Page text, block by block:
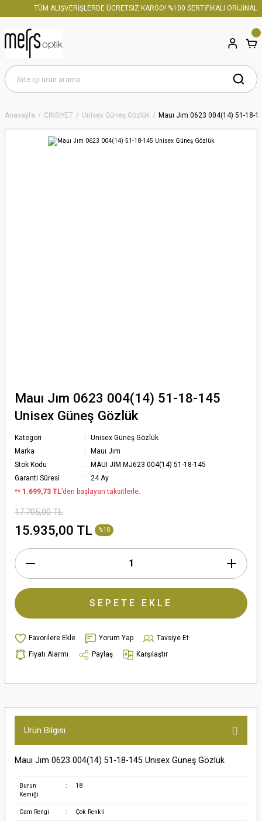
TÜM ALIŞVERİŞLERDE ÜCRETSİZ KARGO! %100 SERTİFİKALI ORİJİNAL
Anasayfa CİNSİYET Unisex Güneş Gözlük Mauı Jım 0623 004(14) 51-18-
Mauı Jım 0623 004(14) 51-18-145
Unisex Güneş Gözlük
Kategori
Unisex Güneş Gözlük
Marka
Mauı Jım
Stok Kodu
MAUI JIM MJ623 004(14) 51-18-145
Garanti Süresi
24 Ay
** 1.699,73 TL’den başlayan taksitlerle.
17.705,00 TL
15.935,00 TL %10
SEPETE EKLE
Yorum Yap
Tavsiye Et
Fiyatı Alarmı
Paylaş Karşılaştır
Ürün Bilgisi
Mauı Jım 0623 004(14) 51-18-145 Unisex Güneş Gözlük
Burun
Kemiği
: 18
Cam Rengi : Çok Renkli